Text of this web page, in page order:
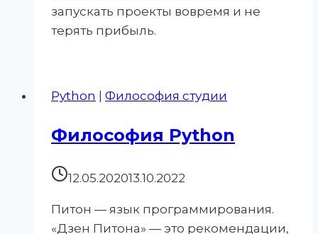
запускать проекты вовремя и не
терять прибыль.
Python | Философия студии
Философия Python
12.05.202013.10.2022
Питон — язык программирования.
«Дзен Питона» — это рекомендации,